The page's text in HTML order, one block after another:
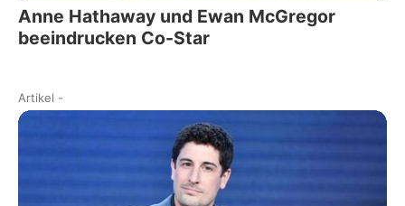
Anne Hathaway und Ewan McGregor
beeindrucken Co-Star
Artikel -